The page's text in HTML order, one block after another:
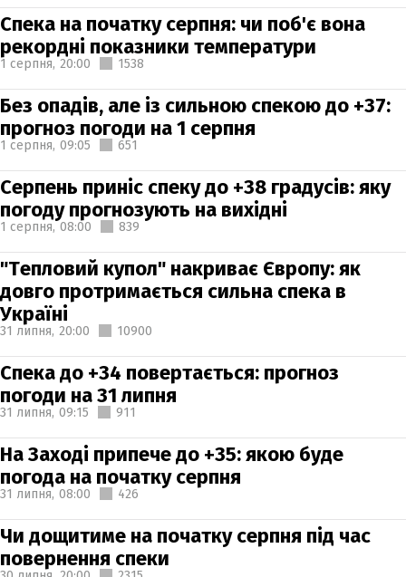
Спека на початку серпня: чи поб'є вона
рекордні показники температури
1 серпня, 20:00 1538
Без опадів, але із сильною спекою до +37:
прогноз погоди на 1 серпня
1 серпня, 09:05 651
Серпень приніс спеку до +38 градусів: яку
погоду прогнозують на вихідні
1 серпня, 08:00 839
"Тепловий купол" накриває Європу: як
довго протримається сильна спека в
Україні
31 липня, 20:00 10900
Спека до +34 повертається: прогноз
погоди на 31 липня
31 липня, 09:15 911
На Заході припече до +35: якою буде
погода на початку серпня
31 липня, 08:00 426
Чи дощитиме на початку серпня під час
повернення спеки